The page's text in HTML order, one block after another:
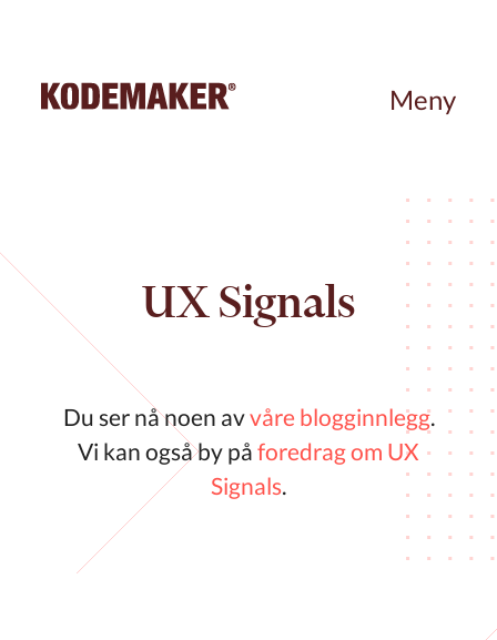
Meny
UX Signals
Du ser nå noen avvåre blogginnlegg.
Vi kan også by på foredrag om UX
Signals.